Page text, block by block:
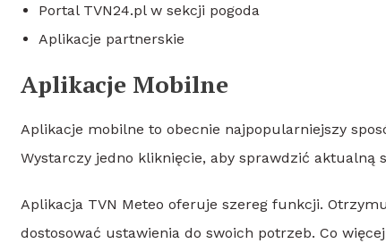
Portal TVN24.pl w sekcji pogoda
Aplikacje partnerskie
Aplikacje Mobilne
Aplikacje mobilne to obecnie najpopularniejszy
Wystarczy jedno kliknięcie, aby sprawdzić aktualną
Aplikacja TVN Meteo oferuje szereg funkcji.
dostosować ustawienia do swoich potrzeb. Co